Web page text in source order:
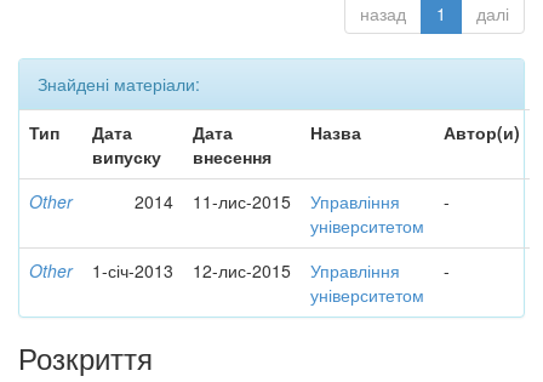
назад 1 далі
Знайдені матеріали:
Тип
Дата
випуску
Дата
внесення
Назва Автор(и)
Other 2014 11-лис-2015
Управління
університетом
-
Other 1-січ-2013 12-лис-2015
Управління
університетом
-
Розкриття